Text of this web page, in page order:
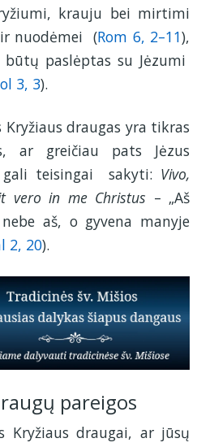
krauju bei mirtimi
nuodėmei (Rom 6, 2–11),
būtų paslėptas su Jėzumi
3, 3).
Kryžiaus draugas yra tikras
ar greičiau pats Jėzus
teisingai sakyti: Vivo,
vero in me Christus – „Aš
aš, o gyvena manyje
2, 20).
pareigos
Kryžiaus draugai, ar jūsų